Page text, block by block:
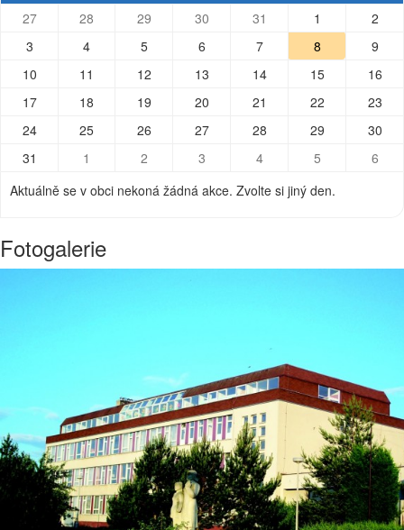
27
28 29 30 31 1
2
3
4 5 6 7 8
9
10
11 12 13 14 15
16
17
18 19 20 21 22
23
24
25 26 27 28 29
30
31
1 2 3 4 5
6
Aktuálně se v obci nekoná žádná akce. Zvolte si jiný den.
Fotogalerie